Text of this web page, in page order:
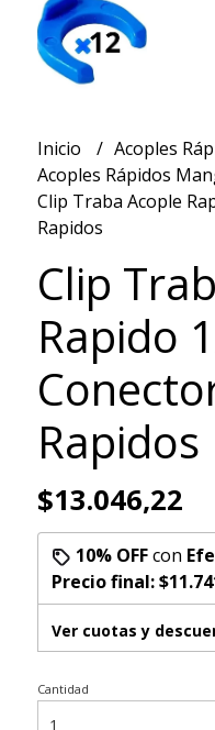
Inicio
Acoples
Acoples Rápidos
Clip Traba Acople
Rapidos
Clip
Rapido
Rapidos
$13.046,22
10% OFFcon
Precio final:
Ver cuotas y
Cantidad